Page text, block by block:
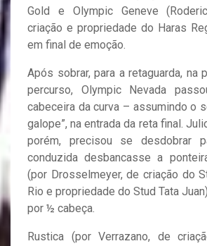
Gold e Olympic Geneve
criação e propriedade do Haras
em final de emoção.
Após sobrar, para a retaguarda, na
percurso, Olympic Nevada
cabeceira da curva – assumindo o
galope”, na entrada da reta final.
porém, precisou se desdobrar
conduzida desbancasse a
(por Drosselmeyer, de criação do
Rio e propriedade do Stud Tata
por ½ cabeça.
Rustica (por Verrazano, de